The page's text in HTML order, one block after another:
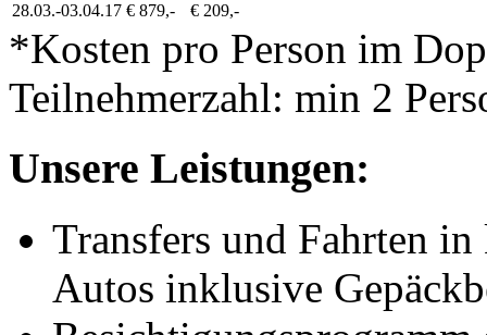
28.03.-03.04.17 € 879,- € 209,-
*Kosten pro Person im
Teilnehmerzahl: min 2
Unsere Leistungen:
Transfers und Fahrten
Autos inklusive